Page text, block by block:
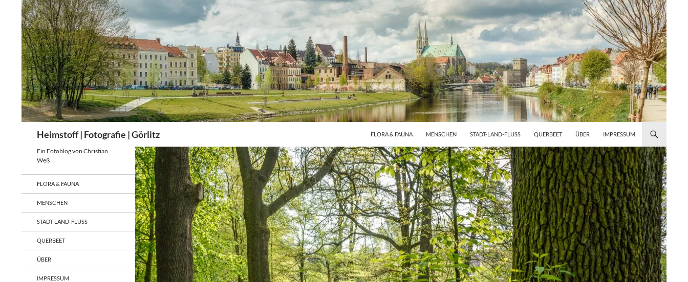
springen
Heimstoff | Fotografie | Görlitz FLORA & FAUNA MENSCHEN STADT-LAND-FLUSS QUERBEET ÜBER IMPRESSUM
Ein Fotoblog von Christian
Weß
FLORA & FAUNA
MENSCHEN
STADT-LAND-FLUSS
QUERBEET
ÜBER
IMPRESSUM